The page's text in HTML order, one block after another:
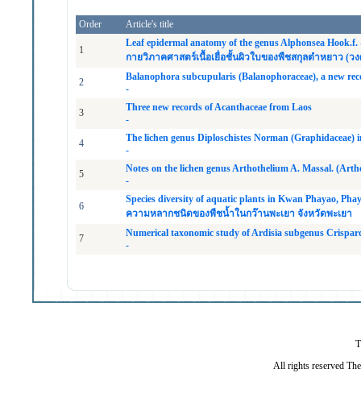
Order Article's title
1
Leaf epidermal anatomy of the genus Alphonsea
กายวิภาคศาสตร์เนื้อเยื่อชั้นผิวใบของพืชสกุลตำหยาว (วง
2
Balanophora subcupularis (Balanophoraceae), a new
-
3
Three new records of Acanthaceae from Laos
-
4
The lichen genus Diploschistes Norman (Graphidaceae)
-
5
Notes on the lichen genus Arthothelium A. Massal.
-
6
Species diversity of aquatic plants in Kwan Phayao,
ความหลากชนิดของพืชนํ้าในกว๊านพะเยา จังหวัดพะเยา
7
Numerical taxonomic study of Ardisia subgenus
-
All rights reserved